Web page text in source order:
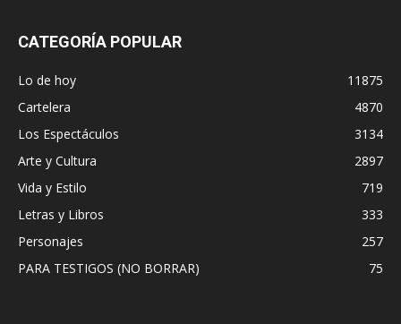
CATEGORÍA POPULAR
Lo de hoy
11875
Cartelera
4870
Los Espectáculos
3134
Arte y Cultura
2897
Vida y Estilo
719
Letras y Libros
333
Personajes
257
PARA TESTIGOS (NO BORRAR)
75